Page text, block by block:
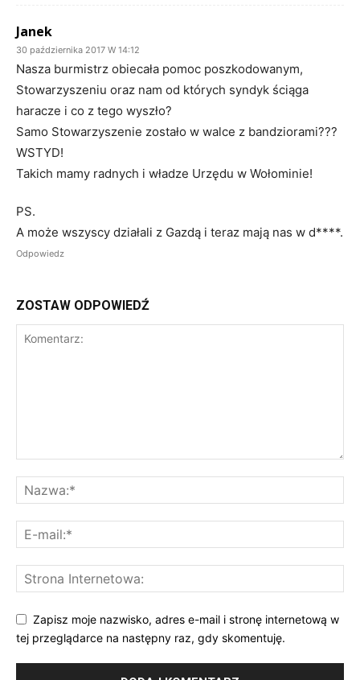
Janek
30 października 2017 W 14:12
Nasza burmistrz obiecała pomoc poszkodowanym,
Stowarzyszeniu oraz nam od których syndyk ściąga
haracze i co z tego wyszło?
Samo Stowarzyszenie zostało w walce z bandziorami???
WSTYD!
Takich mamy radnych i władze Urzędu w Wołominie!
PS.
A może wszyscy działali z Gazdą i teraz mają nas w d****.
Odpowiedz
ZOSTAW ODPOWIEDŹ
Zapisz moje nazwisko, adres e-mail i stronę internetową w
tej przeglądarce na następny raz, gdy skomentuję.